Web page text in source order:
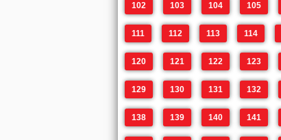
102 103 104 105
111 112 113 114
120 121 122 123
129 130 131 132
138 139 140 141